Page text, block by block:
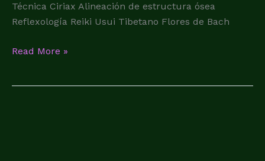
Técnica Ciriax Alineación de estructura ósea
Reflexología Reiki Usui Tibetano Flores de Bach
Read More »